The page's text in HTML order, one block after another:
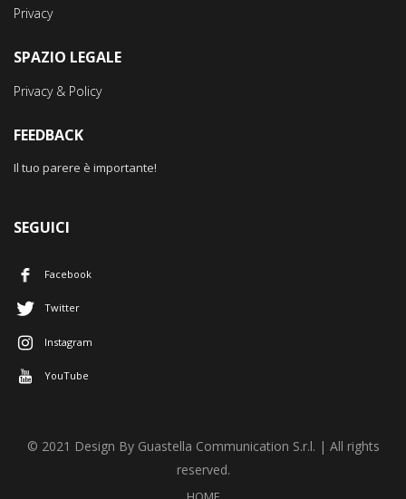
Privacy
SPAZIO LEGALE
Privacy & Policy
FEEDBACK
Il tuo parere è importante!
SEGUICI
Facebook
Twitter
Instagram
YouTube
© 2021 Design By Guastella Communication S.r.l. | All rights
reserved.